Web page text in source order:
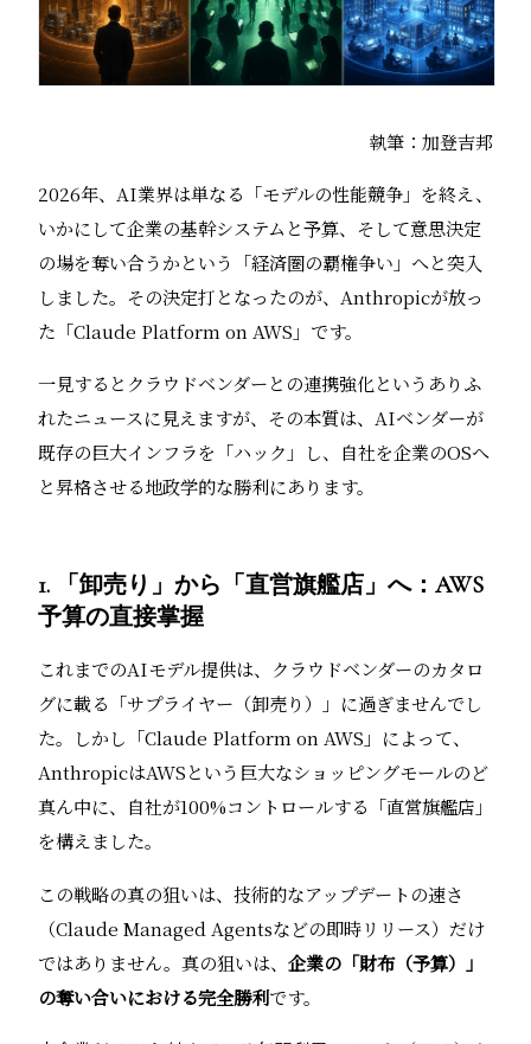
執筆：加登吉邦
2026年、AI業界は単なる「モデルの性能競争」を終え、
いかにして企業の基幹システムと予算、そして意思決定
の場を奪い合うかという「経済圏の覇権争い」へと突入
しました。その決定打となったのが、Anthropicが放っ
た「Claude Platform on AWS」です。
一見するとクラウドベンダーとの連携強化というありふ
れたニュースに見えますが、その本質は、AIベンダーが
既存の巨大インフラを「ハック」し、自社を企業のOSへ
と昇格させる地政学的な勝利にあります。
1. 「卸売り」から「直営旗艦店」へ：AWS
予算の直接掌握
これまでのAIモデル提供は、クラウドベンダーのカタロ
グに載る「サプライヤー（卸売り）」に過ぎませんでし
た。しかし「Claude Platform on AWS」によって、
AnthropicはAWSという巨大なショッピングモールのど
真ん中に、自社が100%コントロールする「直営旗艦店」
を構えました。
この戦略の真の狙いは、技術的なアップデートの速さ
（Claude Managed Agentsなどの即時リリース）だけ
ではありません。真の狙いは、 企業の「財布（予算）」
の奪い合いにおける完全勝利です。